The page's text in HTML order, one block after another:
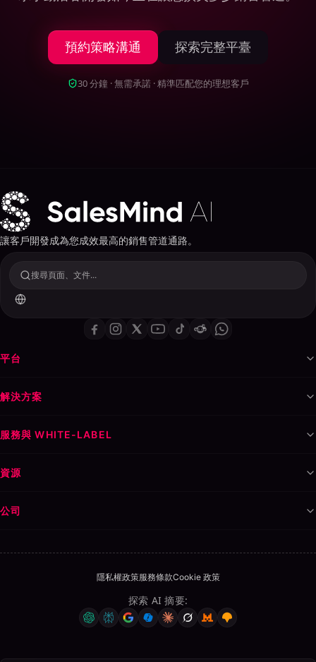
預約策略溝通 探索完整平臺
30 分鐘 · 無需承諾 · 精準匹配您的理想客戶
讓客戶開發成為您成效最高的銷售管道通路。
搜尋頁面、文件...
平台
解決方案
服務與 WHITE-LABEL
資源
公司
隱私權政策服務條款Cookie 政策
探索 AI 摘要: